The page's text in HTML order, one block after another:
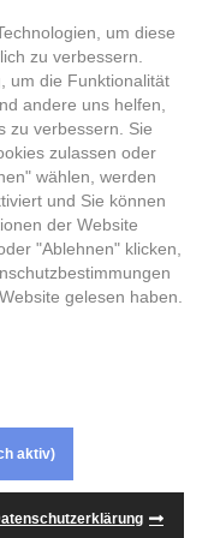
Frauen,
Belarus
Weissrussland, der
Städte wie Moskau,
Ihren Traummann.
Minsk.
Belarus und der
Ihre Datingagentur
Dating Moskau, Ihr
Weißrussische
ANASTASIA-
um diese
zu verbessern.
um die Funktionalität
andere uns helfen,
zu verbessern. Sie
zulassen oder
wählen, werden
und Sie können
der Website
"Ablehnen" klicken,
gelesen haben.
aktiv)